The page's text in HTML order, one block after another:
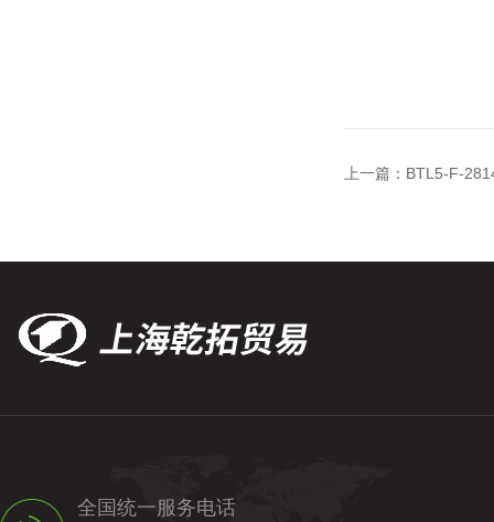
上一篇： BTL5-F-
全国统一服务电话